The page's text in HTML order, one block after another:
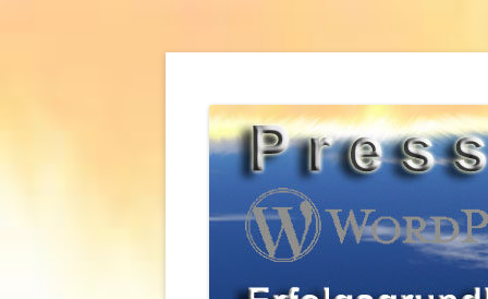
Zum
WordPress